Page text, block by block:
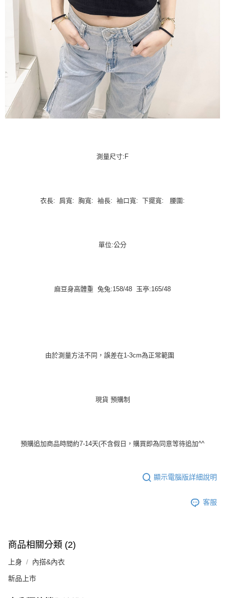
測量尺寸:F
衣長: 肩寬: 胸寬: 袖長: 袖口寬: 下擺寬: 腰圍:
單位:公分
麻豆身高體重 兔兔:158/48 玉亭:165/48
由於測量方法不同，誤差在1-3cm為正常範圍
現貨 預購制
預購追加商品時間約7-14天(不含假日，購買即為同意等待追加^^
顯示電腦版詳細說明
客服
商品相關分類 (2)
上身 內搭&內衣
新品上市